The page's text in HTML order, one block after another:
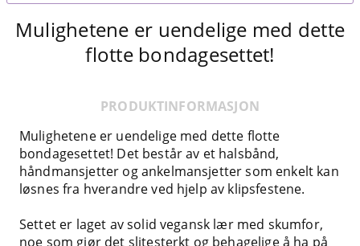
Mulighetene er uendelige med dette
flotte bondagesettet!
PRODUKTINFORMASJON
Mulighetene er uendelige med dette flotte
bondagesettet! Det består av et halsbånd,
håndmansjetter og ankelmansjetter som enkelt kan
løsnes fra hverandre ved hjelp av klipsfestene.
Settet er laget av solid vegansk lær med skumfor,
noe som gjør det slitesterkt og behagelige å ha på